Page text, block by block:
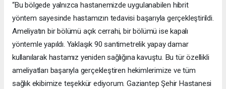
“Bu bölgede yalnızca hastanemizde uygulanabilen hibrit
yöntem sayesinde hastamızın tedavisi başarıyla gerçekleştirildi.
Ameliyatın bir bölümü açık cerrahi, bir bölümü ise kapalı
yöntemle yapıldı. Yaklaşık 90 santimetrelik yapay damar
kullanılarak hastamız yeniden sağlığına kavuştu. Bu tür özellikli
ameliyatları başarıyla gerçekleştiren hekimlerimize ve tüm
sağlık ekibimize teşekkür ediyorum. Gaziantep Şehir Hastanesi